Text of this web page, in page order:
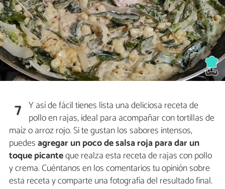
7 Y así de fácil tienes lista una deliciosa receta de
pollo en rajas, ideal para acompañar con tortillas de
maíz o arroz rojo. Si te gustan los sabores intensos,
puedesagregar un poco de salsa rojapara dar un
toque picanteque realza esta receta de rajas con pollo
y crema. Cuéntanos en los comentarios tu opinión sobre
esta receta y comparte una fotografía del resultado final.